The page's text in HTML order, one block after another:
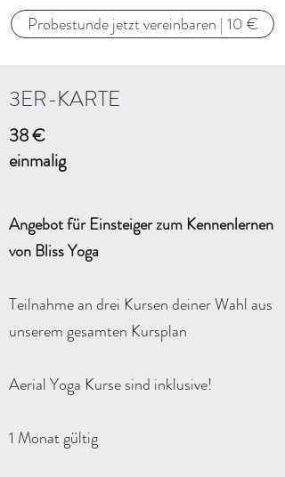
Probestunde jetzt vereinbaren | 10 €
3ER-KARTE
38 €
einmalig
Angebot für Einsteiger zum Kennenlernen
von Bliss Yoga
Teilnahme an drei Kursen deiner Wahl aus
unserem gesamten Kursplan
Aerial Yoga Kurse sind inklusive!
1 Monat gültig